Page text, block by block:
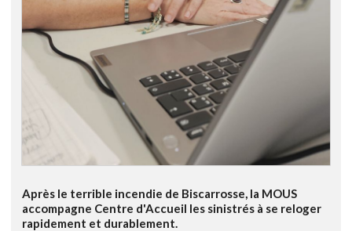
Après le terrible incendie de Biscarrosse, la MOUS
accompagne Centre d'Accueil les sinistrés à se reloger
rapidement et durablement.